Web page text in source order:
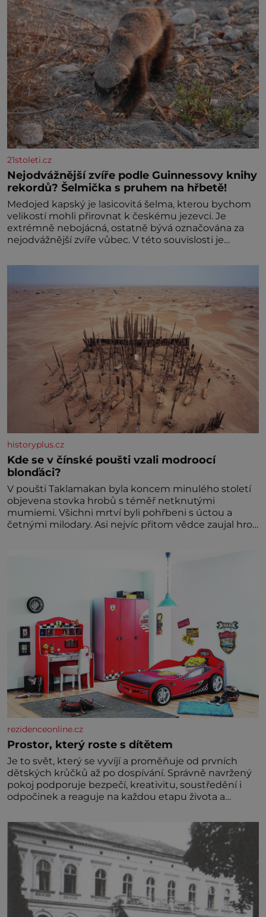
21stoleti.cz
Nejodvážnější zvíře podle Guinnessovy knihy
rekordů? Šelmička s pruhem na hřbetě!
Medojed kapský je lasicovitá šelma, kterou bychom
velikostí mohli přirovnat k českému jezevci. Je
extrémně nebojácná, ostatně bývá označována za
nejodvážnější zvíře vůbec. V této souvislosti je
historyplus.cz
Kde se v čínské poušti vzali modroocí
blonďáci?
V poušti Taklamakan byla koncem minulého století
objevena stovka hrobů s téměř netknutými
mumiemi. Všichni mrtví byli pohřbeni s úctou a
četnými milodary. Asi nejvíc přitom vědce zaujal hrob
dávných lidí nesmírně dobře zachovalá, přičítají
odborníci zdejším klimatickým podmínkám. Sucho,
rezidenceonline.cz
Prostor, který roste s dítětem
Je to svět, který se vyvíjí a proměňuje od prvních
dětských krůčků až po dospívání. Správně navržený
pokoj podporuje bezpečí, kreativitu, soustředění i
odpočinek a reaguje na každou etapu života a
jednoduchost, měkkost a bezpečí, proto by pokoj
miminka měl působit především klidně a útulně.
Předškolní věk je